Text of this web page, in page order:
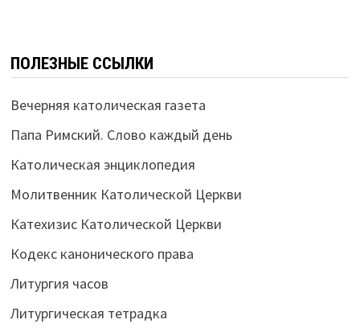
ПОЛЕЗНЫЕ ССЫЛКИ
Вечерняя католическая газета
Папа Римский. Слово каждый день
Католическая энциклопедия
Молитвенник Католической Церкви
Катехизис Католической Церкви
Кодекс канонического права
Литургия часов
Литургическая тетрадка